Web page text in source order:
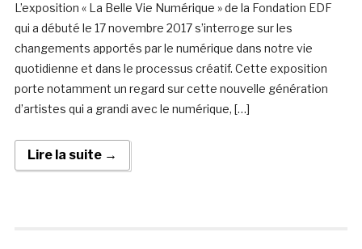
L’exposition « La Belle Vie Numérique » de la Fondation EDF
qui a débuté le 17 novembre 2017 s’interroge sur les
changements apportés par le numérique dans notre vie
quotidienne et dans le processus créatif. Cette exposition
porte notamment un regard sur cette nouvelle génération
d’artistes qui a grandi avec le numérique, […]
Lire la suite →